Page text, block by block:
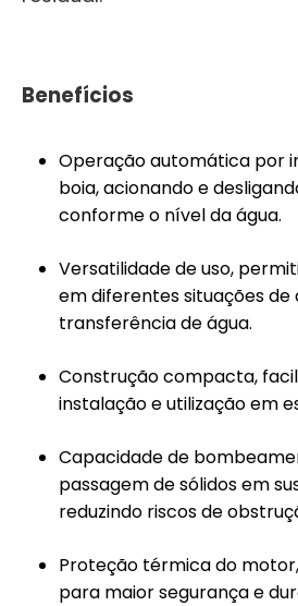
Benefícios
Operação automática por
boia, acionando e
conforme o nível da água.
Versatilidade de uso,
em diferentes situações de
transferência de água.
Construção compacta,
instalação e utilização em
Capacidade de
passagem de sólidos em
reduzindo riscos de
Proteção térmica do
para maior segurança e